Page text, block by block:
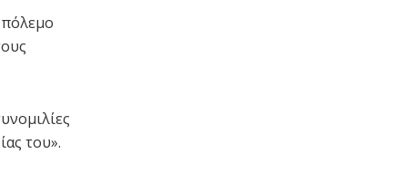
πόλεμο
του».